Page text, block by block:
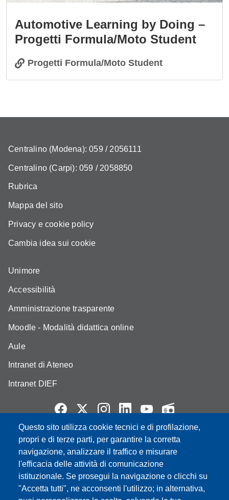
Automotive Learning by Doing –
Progetti Formula/Moto Student
Progetti Formula/Moto Student
Questo sito utilizza cookie tecnici e di profilazione,
propri e di terze parti, per garantire la corretta
navigazione, analizzare il traffico e misurare
l'efficacia delle attività di comunicazione
istituzionale. Se prosegui la navigazione o clicchi su
"Accetta tutti", ne acconsenti l'utilizzo; in alternativa,
Centralino (Modena): 059 / 2056111
Centralino (Carpi): 059 / 2058850
Rubrica
Mappa del sito
Privacy e cookie policy
Cambia idea sui cookie
Unimore
Accessibilità
Amministrazione trasparente
Moodle - Modalità didattica online
Aule
Intranet di Ateneo
Intranet DIEF
Partita IVA: 00427620364
e-mail: urp@unimore.it
PEC: primo contatto: urp@pec.unimore.it
Indirizzo ReGIndE per notifica Atti Processuali:
direzionelegale@pec.unimore.it